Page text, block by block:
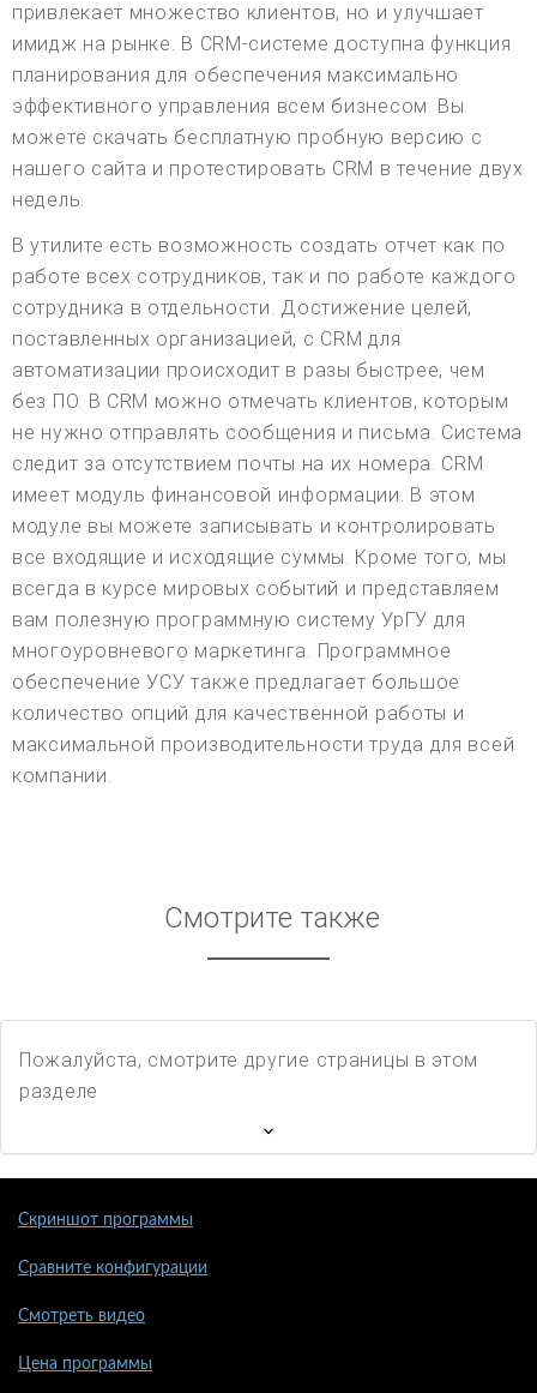
привлекает множество клиентов, но и улучшает
имидж на рынке. В CRM-системе доступна функция
планирования для обеспечения максимально
эффективного управления всем бизнесом. Вы
можете скачать бесплатную пробную версию с
нашего сайта и протестировать CRM в течение двух
недель.
В утилите есть возможность создать отчет как по
работе всех сотрудников, так и по работе каждого
сотрудника в отдельности. Достижение целей,
поставленных организацией, с CRM для
автоматизации происходит в разы быстрее, чем
без ПО. В CRM можно отмечать клиентов, которым
не нужно отправлять сообщения и письма. Система
следит за отсутствием почты на их номера. CRM
имеет модуль финансовой информации. В этом
модуле вы можете записывать и контролировать
все входящие и исходящие суммы. Кроме того, мы
всегда в курсе мировых событий и представляем
вам полезную программную систему УрГУ для
многоуровневого маркетинга. Программное
обеспечение УСУ также предлагает большое
количество опций для качественной работы и
максимальной производительности труда для всей
компании.
Смотрите также
Пожалуйста, смотрите другие страницы в этом
разделе
Скриншот программы
Сравните конфигурации
Смотреть видео
Цена программы